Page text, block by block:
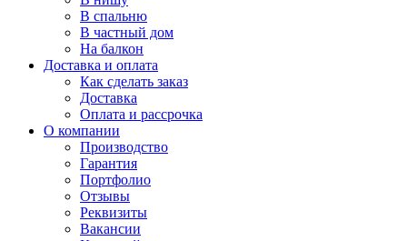
В спальню
В частный дом
На балкон
Доставка и оплата
Как сделать заказ
Доставка
Оплата и рассрочка
О компании
Производство
Гарантия
Портфолио
Отзывы
Реквизиты
Вакансии